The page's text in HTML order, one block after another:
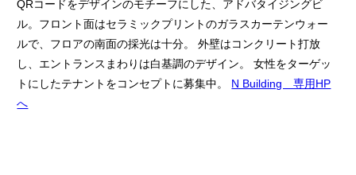
QRコードをデザインのモチーフにした、アドバタイジングビ
ル。フロント面はセラミックプリントのガラスカーテンウォー
ルで、フロアの南面の採光は十分。 外壁はコンクリート打放
し、エントランスまわりは白基調のデザイン。 女性をターゲッ
トにしたテナントをコンセプトに募集中。 N Building 専用HP
へ